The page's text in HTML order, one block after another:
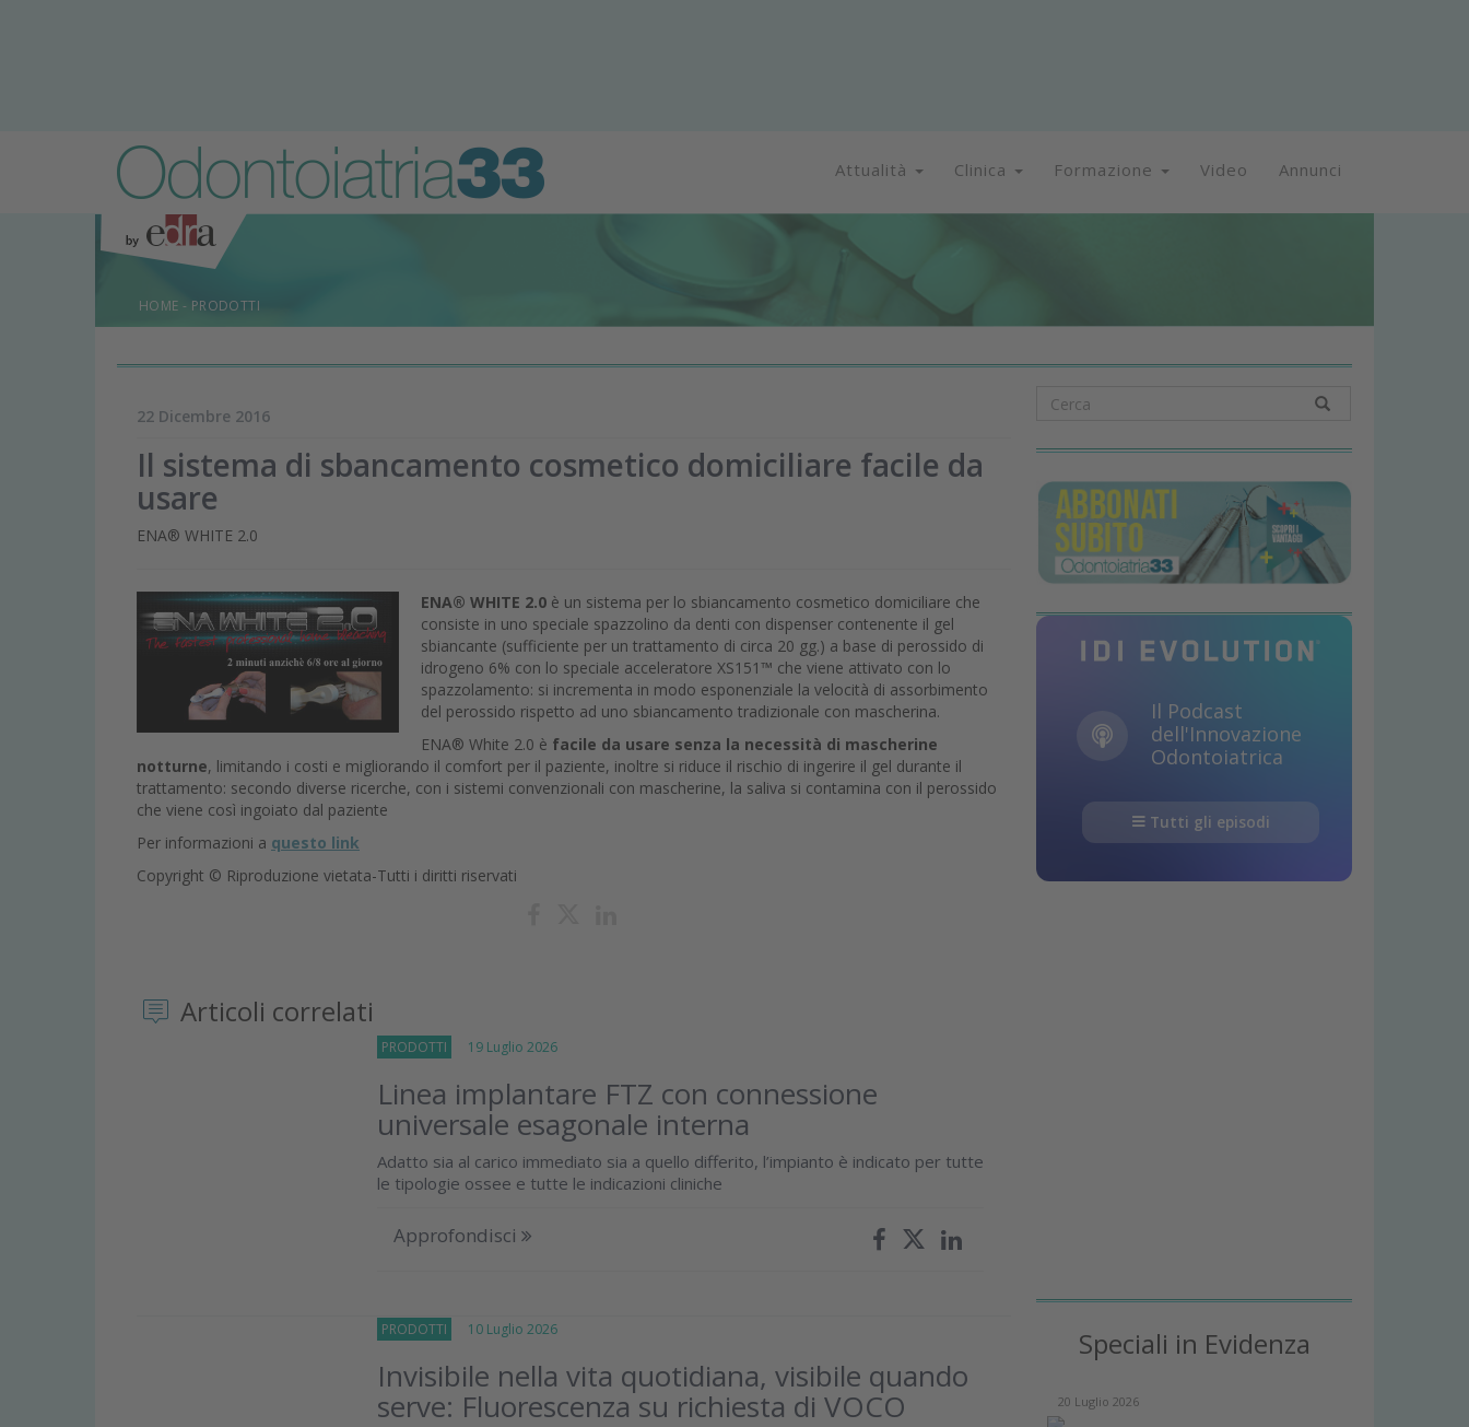
Attualità Clinica Formazione Video Annunci
HOME - PRODOTTI
22 Dicembre 2016
Il sistema di sbancamento cosmetico domiciliare facile da
usare
ENA® WHITE 2.0
ENA® WHITE 2.0 è un sistema per lo sbiancamento cosmetico domiciliare che
consiste in uno speciale spazzolino da denti con dispenser contenente il gel
sbiancante (sufficiente per un trattamento di circa 20 gg.) a base di perossido di
idrogeno 6% con lo speciale acceleratore XS151™ che viene attivato con lo
spazzolamento: si incrementa in modo esponenziale la velocità di assorbimento
del perossido rispetto ad uno sbiancamento tradizionale con mascherina.
ENA® White 2.0 è facile da usare senza la necessità di mascherine
notturne, limitando i costi e migliorando il comfort per il paziente, inoltre si riduce il rischio di ingerire il gel durante il
trattamento: secondo diverse ricerche, con i sistemi convenzionali con mascherine, la saliva si contamina con il perossido
che viene così ingoiato dal paziente
Per informazioni a questo link
Copyright © Riproduzione vietata-Tutti i diritti riservati
Articoli correlati
PRODOTTI 19 Luglio 2026
Linea implantare FTZ con connessione
universale esagonale interna
Adatto sia al carico immediato sia a quello differito, l’impianto è indicato per tutte
le tipologie ossee e tutte le indicazioni cliniche
Approfondisci
PRODOTTI 10 Luglio 2026
Invisibile nella vita quotidiana, visibile quando
serve: Fluorescenza su richiesta di VOCO
Il Podcast
dell'Innovazione
Odontoiatrica
Tutti gli episodi
Speciali in Evidenza
20 Luglio 2026